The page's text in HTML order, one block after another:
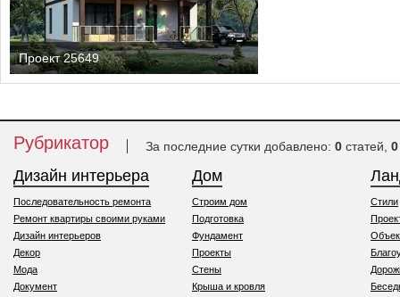
Проект 25649
Рубрикатор За последние сутки добавлено: 0 статей, 0
Дизайн интерьера
Последовательность ремонта
Ремонт квартиры своими руками
Дизайн интерьеров
Декор
Мода
Документ
Дом
Строим дом
Подготовка
Фундамент
Проекты
Стены
Крыша и кровля
Стили